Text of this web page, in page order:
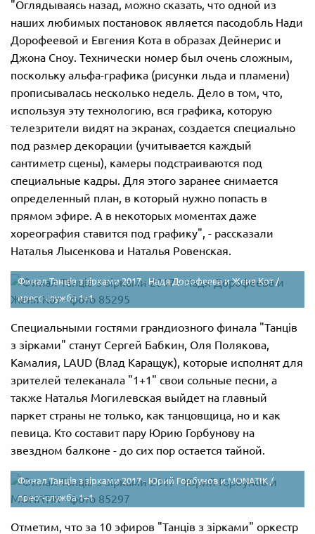
"Оглядываясь назад, можно сказать, что одной из
наших любимых постановок является пасодобль Нади
Дорофеевой и Евгения Кота в образах Дейнерис и
Джона Сноу. Технически номер был очень сложным,
поскольку альфа-графика (рисунки льда и пламени)
прописывалась несколько недель. Дело в том, что,
используя эту технологию, вся графика, которую
телезрители видят на экранах, создается специально
под размер декорации (учитывается каждый
сантиметр сцены), камеры подстраиваются под
специальные кадры. Для этого заранее снимается
определенный план, в который нужно попасть в
прямом эфире. А в некоторых моментах даже
хореография ставится под графику", - рассказали
Наталья Лысенкова и Наталья Ровенская.
Финал Танців з зірками 2017 - Надя Дорофеева и Женя Кот /
пресс-служба 1+1
Специальными гостями грандиозного финала "Танців
з зірками" станут Сергей Бабкин, Оля Полякова,
Камалия, LAUD (Влад Каращук), которые исполнят для
зрителей телеканала "1+1" свои сольные песни, а
также Наталья Могилевская выйдет на главный
паркет страны не только, как танцовщица, но и как
певица. Кто составит пару Юрию Горбунову на
звездном балконе - до сих пор остается тайной.
Финал Танців з зірками 2017 - Юрий Горбунов и MONATIK /
пресс-служба 1+1
Отметим, что за 10 эфиров "Танців з зірками" оркестр